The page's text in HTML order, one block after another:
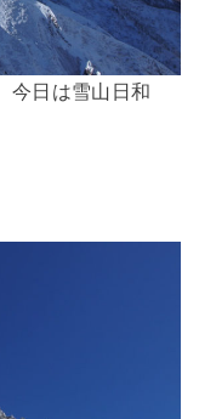
今日は雪山日和